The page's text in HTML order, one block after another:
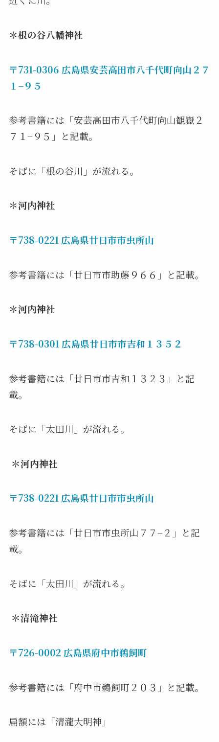
＊根の谷八幡神社
〒731-0306 広島県安芸高田市八千代町向山２７
１−９５
参考書籍には「安芸高田市八千代町向山観嶽２
７１−９５」と記載。
そばに「根の谷川」が流れる。
＊河内神社
〒738-0221 広島県廿日市市虫所山
参考書籍には「廿日市市助藤９６６」と記載。
＊河内神社
〒738-0301 広島県廿日市市吉和１３５２
参考書籍には「廿日市市吉和１３２３」と記
載。
そばに「太田川」が流れる。
＊河内神社
〒738-0221 広島県廿日市市虫所山
参考書籍には「廿日市市虫所山７７−２」と記
載。
そばに「太田川」が流れる。
＊清滝神社
〒726-0002 広島県府中市鵜飼町
参考書籍には「府中市鵜飼町２０３」と記載。
扁額には「清瀧大明神」